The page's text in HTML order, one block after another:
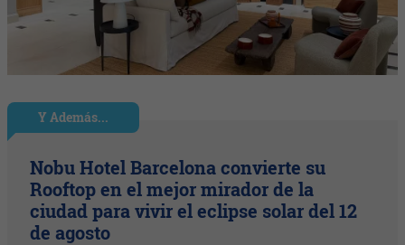
Y Además...
Nobu Hotel Barcelona convierte su
Rooftop en el mejor mirador de la
ciudad para vivir el eclipse solar del 12
de agosto